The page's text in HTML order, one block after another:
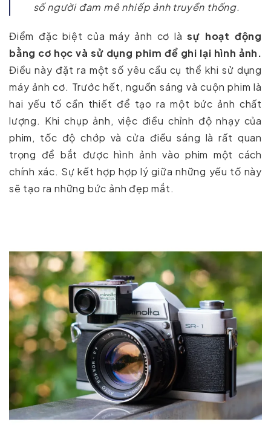
số người đam mê nhiếp ảnh truyền thống.
Điểm đặc biệt của máy ảnh cơ làsự hoạt động
bằng cơ học và sử dụng phim để ghi lại hình ảnh.
Điều này đặt ra một số yêu cầu cụ thể khi sử dụng
máy ảnh cơ. Trước hết, nguồn sáng và cuộn phim là
hai yếu tố cần thiết để tạo ra một bức ảnh chất
lượng. Khi chụp ảnh, việc điều chỉnh độ nhạy của
phim, tốc độ chớp và cửa điều sáng là rất quan
trọng để bắt được hình ảnh vào phim một cách
chính xác. Sự kết hợp hợp lý giữa những yếu tố này
sẽ tạo ra những bức ảnh đẹp mắt.